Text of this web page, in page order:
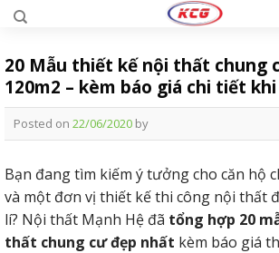
Skip
content
20 Mẫu thiết kế nội thất chung
120m2 – kèm báo giá chi tiết
Posted on 22/06/2020 by
Bạn đang tìm kiếm ý tưởng cho căn hộ
và một đơn vị thiết kế thi công nội thất
lí? Nội thất Mạnh Hệ đã tổng hợp 20
thất chung cư đẹp nhất kèm báo giá